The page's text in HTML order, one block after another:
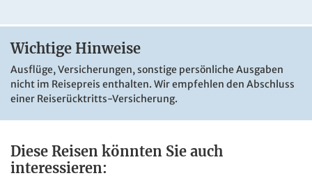
aus stilvollem Design und Gemütlichkeit tragen zu einem
unvergesslichen Aufenthalt bei.
Wichtige Hinweise
Ausflüge, Versicherungen, sonstige persönliche Ausgaben
nicht im Reisepreis enthalten. Wir empfehlen den Abschluss
einer Reiserücktritts-Versicherung.
Diese Reisen könnten Sie auch
interessieren: